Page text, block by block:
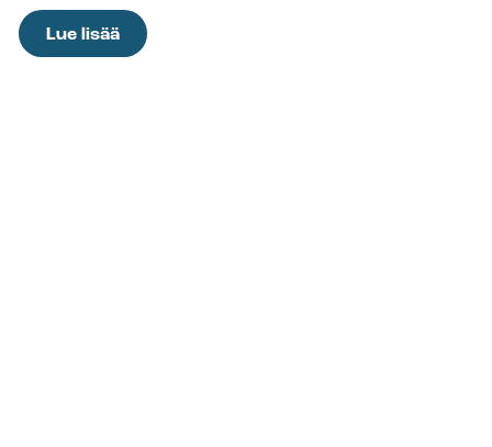
karvoihin
katsota
Lue lisää:
Saarnan